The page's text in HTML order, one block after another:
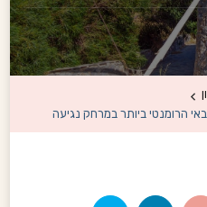
הרומנטי ביותר במרחק נגיעה